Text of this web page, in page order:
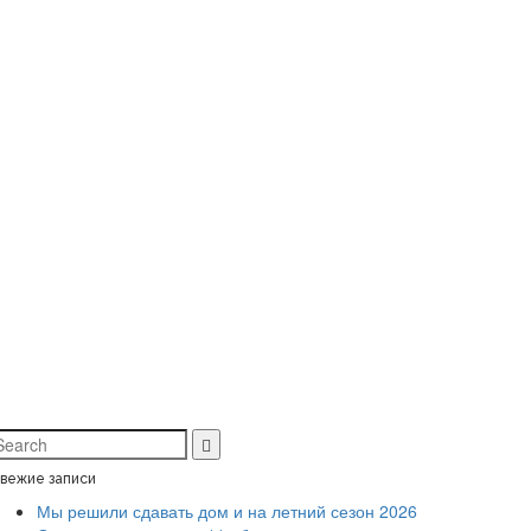
записи
Мы решили сдавать дом и на летний сезон 2026